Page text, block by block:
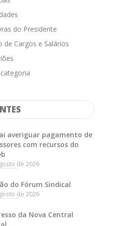
do Presidente
de Cargos e Salários
averiguar pagamento de
com recursos do
de 2026
do Fórum Sindical
de 2026
da Nova Central